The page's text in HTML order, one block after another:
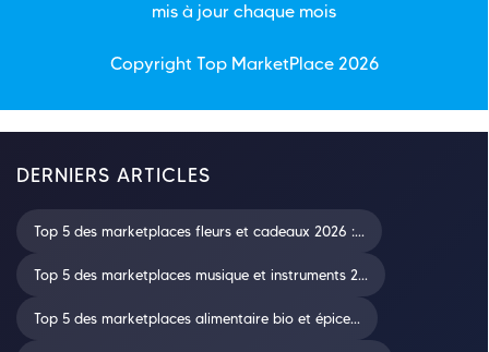
mis à jour chaque mois
Copyright Top MarketPlace2026
DERNIERS ARTICLES
Top 5 des marketplaces fleurs et cadeaux 2026 :...
Top 5 des marketplaces musique et instruments 2...
Top 5 des marketplaces alimentaire bio et épice...